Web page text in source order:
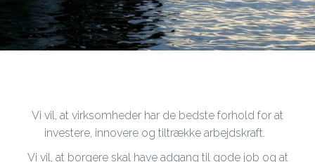
Vi vil, at virksomheder har de bedste forhold for at
investere, innovere og tiltrække arbejdskraft.
Vi vil, at borgere skal have adgang til gode job og at